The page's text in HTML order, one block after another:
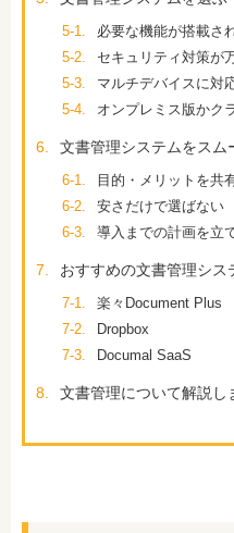
5-1.
必要な機能が搭載さ
5-2.
セキュリティ対策が
5-3.
マルチデバイスに対
5-4.
オンプレミス版かク
6. 文書管理システムをスム
6-1.
目的・メリットを共
6-2.
安さだけで選ばない
6-3.
導入までの計画を立
7. おすすめの文書管理シス
7-1.
楽々Document Plus
7-2.
Dropbox
7-3.
Documal SaaS
8. 文書管理について解説し